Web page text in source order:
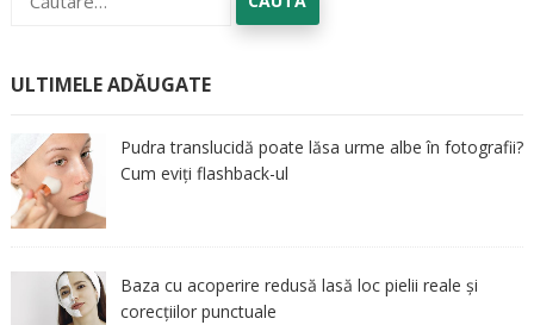
după:
ULTIMELE ADĂUGATE
Pudra translucidă poate lăsa urme albe în fotografii?
Cum eviți flashback-ul
Baza cu acoperire redusă lasă loc pielii reale și
corecțiilor punctuale